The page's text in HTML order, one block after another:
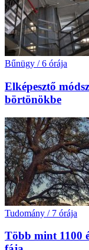
Bűnügy / 6 órája
Elképesztő
börtönökbe
Tudomány / 7 órája
Több mint 1100